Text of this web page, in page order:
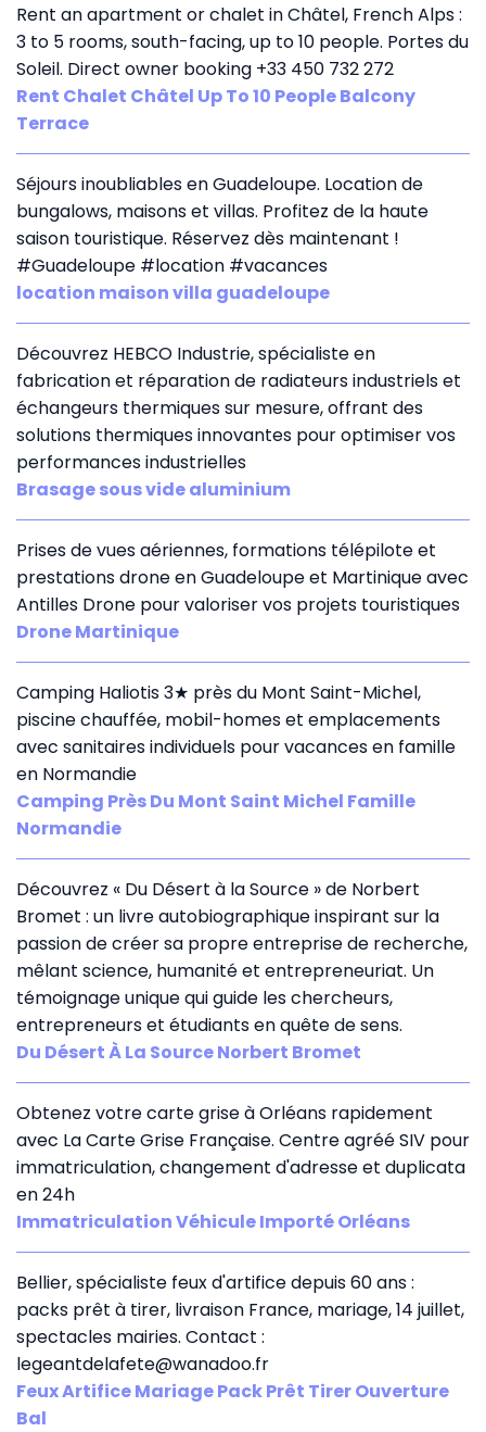
Rent an apartment or chalet in Châtel, French Alps :
3 to 5 rooms, south-facing, up to 10 people. Portes du
Soleil. Direct owner booking +33 450 732 272
Rent Chalet Châtel Up To 10 People Balcony
Terrace
Séjours inoubliables en Guadeloupe. Location de
bungalows, maisons et villas. Profitez de la haute
saison touristique. Réservez dès maintenant !
#Guadeloupe #location #vacances
location maison villa guadeloupe
Découvrez HEBCO Industrie, spécialiste en
fabrication et réparation de radiateurs industriels et
échangeurs thermiques sur mesure, offrant des
solutions thermiques innovantes pour optimiser vos
performances industrielles
Brasage sous vide aluminium
Prises de vues aériennes, formations télépilote et
prestations drone en Guadeloupe et Martinique avec
Antilles Drone pour valoriser vos projets touristiques
Drone Martinique
Camping Haliotis 3★ près du Mont Saint-Michel,
piscine chauffée, mobil-homes et emplacements
avec sanitaires individuels pour vacances en famille
en Normandie
Camping Près Du Mont Saint Michel Famille
Normandie
Découvrez « Du Désert à la Source » de Norbert
Bromet : un livre autobiographique inspirant sur la
passion de créer sa propre entreprise de recherche,
mêlant science, humanité et entrepreneuriat. Un
témoignage unique qui guide les chercheurs,
entrepreneurs et étudiants en quête de sens.
Du Désert À La Source Norbert Bromet
Obtenez votre carte grise à Orléans rapidement
avec La Carte Grise Française. Centre agréé SIV pour
immatriculation, changement d'adresse et duplicata
en 24h
Immatriculation Véhicule Importé Orléans
Bellier, spécialiste feux d'artifice depuis 60 ans :
packs prêt à tirer, livraison France, mariage, 14 juillet,
spectacles mairies. Contact :
legeantdelafete@wanadoo.fr
Feux Artifice Mariage Pack Prêt Tirer Ouverture
Bal